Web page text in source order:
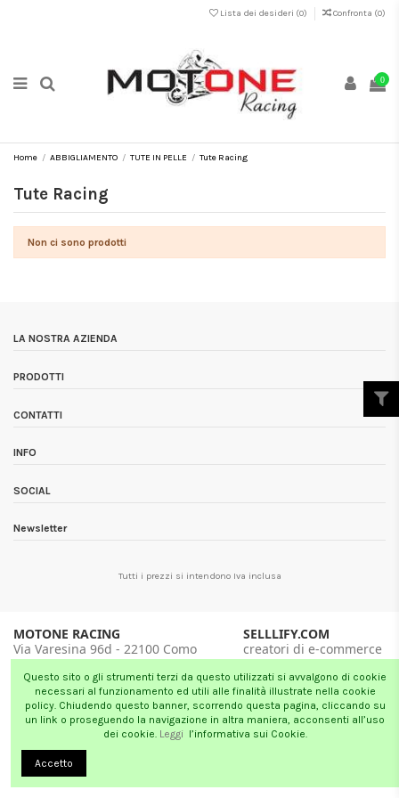
Lista dei desideri (0) Confronta (0)
0
Home ABBIGLIAMENTO TUTE IN PELLE Tute Racing
Tute Racing
Non ci sono prodotti
LA NOSTRA AZIENDA
PRODOTTI
CONTATTI
INFO
SOCIAL
Newsletter
Tutti i prezzi si intendono Iva inclusa
MOTONE RACING
Via Varesina 96d - 22100 Como
tel. 031 5877 085
SELLLIFY.COM
creatori di e-commerce
Milano - London
Questo sito o gli strumenti terzi da questo utilizzati si avvalgono di cookie
necessari al funzionamento ed utili alle finalità illustrate nella cookie
policy. Chiudendo questo banner, scorrendo questa pagina, cliccando su
un link o proseguendo la navigazione in altra maniera, acconsenti all’uso
dei cookie. Leggi l’informativa sui Cookie.
Accetto